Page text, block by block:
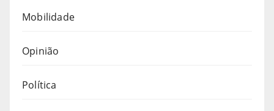
Mobilidade
Opinião
Política